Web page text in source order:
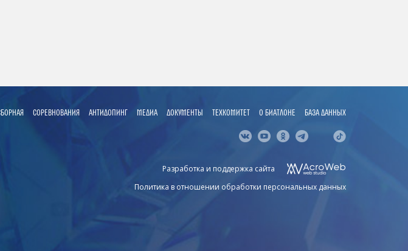
СОРЕВНОВАНИЯ АНТИДОПИНГ МЕДИА ДОКУМЕНТЫ ТЕХКОМИТЕТ О БИАТЛОНЕ БАЗА ДАННЫХ
Разработка и поддержка сайта
Политика в отношении обработки персональных данных